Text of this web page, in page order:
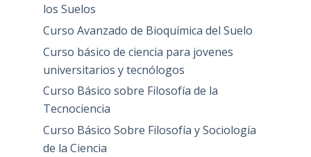
los Suelos
Curso Avanzado de Bioquímica del Suelo
Curso básico de ciencia para jovenes
universitarios y tecnólogos
Curso Básico sobre Filosofía de la
Tecnociencia
Curso Básico Sobre Filosofía y Sociología
de la Ciencia